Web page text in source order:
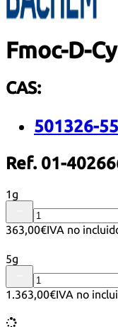
Fmoc-D-
CAS:
501326-
Ref. 01-
1g
363,00€IVA no
5g
1.363,00€IVA no